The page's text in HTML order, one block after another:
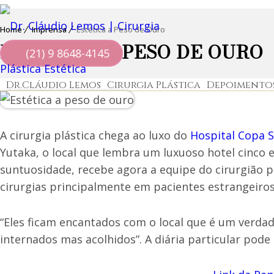
(21) 9 8648-4145
Dr.Cláudio Lemos Cirurgia Plástica
Home Imprensa Estética a Peso de Ouro
ESTÉTICA A PESO DE OURO
A cirurgia plástica chega ao luxo do Hospital Copa
Yutaka, o local que lembra um luxuoso hotel cinco
suntuosidade, recebe agora a equipe do cirurgião
cirurgias principalmente em pacientes
“Eles ficam encantados com o local que é um
internados mas acolhidos”. A diária particular